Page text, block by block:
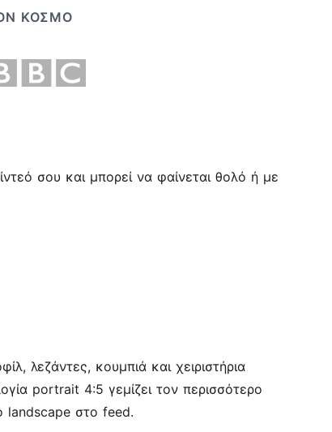
ΚΌΣΜΟ
σου και μπορεί να φαίνεται θολό ή με
λεζάντες, κουμπιά και χειριστήρια
portrait 4:5 γεμίζει τον περισσότερο
landscape στο feed.